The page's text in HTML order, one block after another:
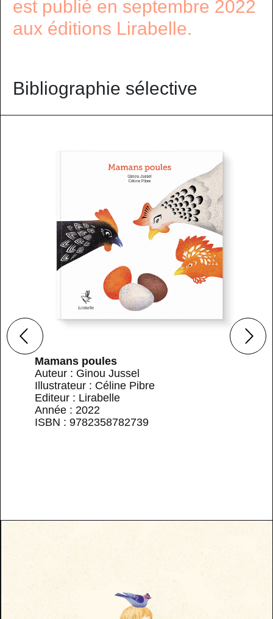
est publié en septembre 2022
aux éditions Lirabelle.
Bibliographie sélective
Mamans poules
Auteur : Ginou Jussel
Illustrateur : Céline Pibre
Editeur : Lirabelle
Année : 2022
ISBN : 9782358782739